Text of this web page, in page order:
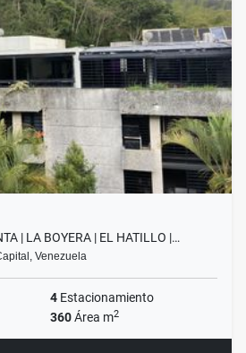
| LA BOYERA | EL HATILLO |…
Venezuela
4 Estacionamiento
360Área m2